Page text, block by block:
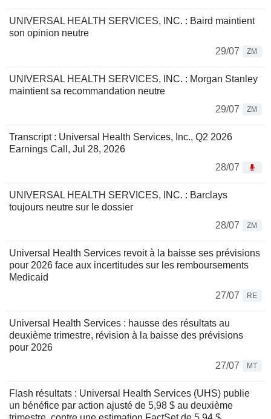
UNIVERSAL HEALTH SERVICES, INC. : Baird maintient
son opinion neutre
29/07
ZM
UNIVERSAL HEALTH SERVICES, INC. : Morgan Stanley
maintient sa recommandation neutre
29/07
ZM
Transcript : Universal Health Services, Inc., Q2 2026
Earnings Call, Jul 28, 2026
28/07
UNIVERSAL HEALTH SERVICES, INC. : Barclays
toujours neutre sur le dossier
28/07
ZM
Universal Health Services revoit à la baisse ses prévisions
pour 2026 face aux incertitudes sur les remboursements
Medicaid
27/07
RE
Universal Health Services : hausse des résultats au
deuxième trimestre, révision à la baisse des prévisions
pour 2026
27/07
MT
Flash résultats : Universal Health Services (UHS) publie
un bénéfice par action ajusté de 5,98 $ au deuxième